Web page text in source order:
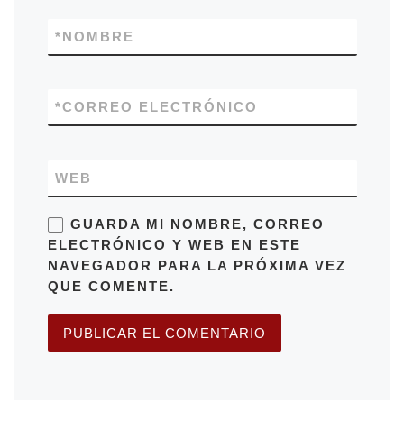
NOMBRE
*
CORREO ELECTRÓNICO
*
WEB
GUARDA MI NOMBRE, CORREO
ELECTRÓNICO Y WEB EN ESTE
NAVEGADOR PARA LA PRÓXIMA VEZ
QUE COMENTE.